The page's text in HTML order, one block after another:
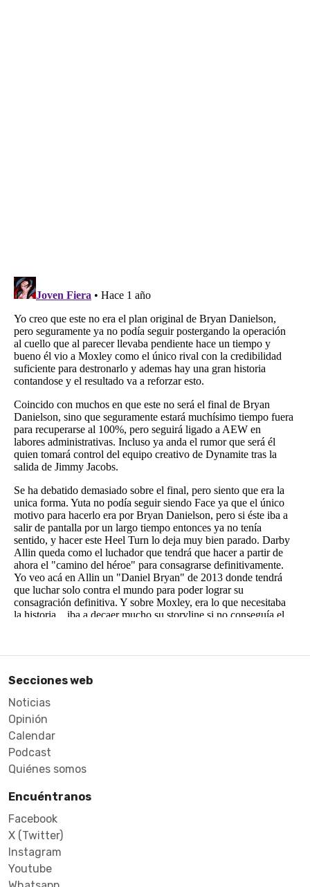
Secciones web
Noticias
Opinión
Calendar
Podcast
Quiénes somos
Encuéntranos
Facebook
X (Twitter)
Instagram
Youtube